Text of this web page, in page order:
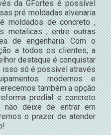
da GFortes é possível
pré moldadas alvenaria
moldados de concreto ,
metalicas , entre outras
de engenharia. Com o
a todos os clientes, a
destaque é conquistar
isso só é possível através
modernos e
também a opção
predial e concreto
não deixe de entrar em
o prazer de atender